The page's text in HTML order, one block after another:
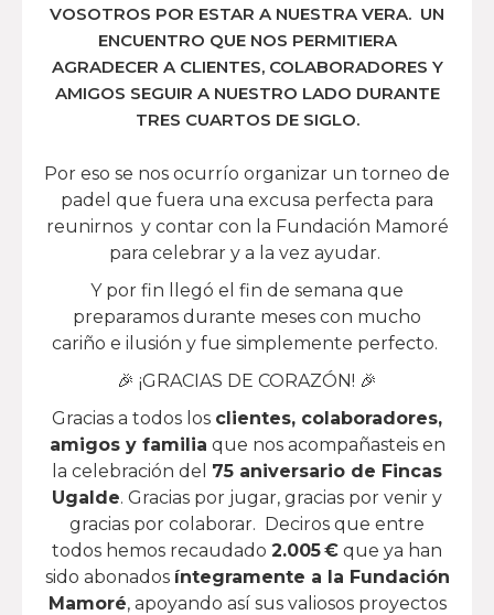
VOSOTROS POR ESTAR A NUESTRA VERA. UN
ENCUENTRO QUE NOS PERMITIERA
AGRADECER A CLIENTES, COLABORADORES Y
AMIGOS SEGUIR A NUESTRO LADO DURANTE
TRES CUARTOS DE SIGLO.
Por eso se nos ocurrío organizar un torneo de
padel que fuera una excusa perfecta para
reunirnos y contar con la Fundación Mamoré
para celebrar y a la vez ayudar.
Y por fin llegó el fin de semana que
preparamos durante meses con mucho
cariño e ilusión y fue simplemente perfecto.
🎉 ¡GRACIAS DE CORAZÓN! 🎉
Gracias a todos los clientes, colaboradores,
amigos y familia que nos acompañasteis en
la celebración del 75 aniversario de Fincas
Ugalde. Gracias por jugar, gracias por venir y
gracias por colaborar. Deciros que entre
todos hemos recaudado 2.005 € que ya han
sido abonados íntegramente a la Fundación
Mamoré, apoyando así sus valiosos proyectos